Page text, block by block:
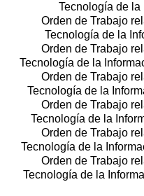
Tecnología de la
Orden de Trabajo
Tecnología de la
Orden de Trabajo
Tecnología de la
Orden de Trabajo
Tecnología de la
Orden de Trabajo
Tecnología de la
Orden de Trabajo
Tecnología de la
Orden de Trabajo
Tecnología de la